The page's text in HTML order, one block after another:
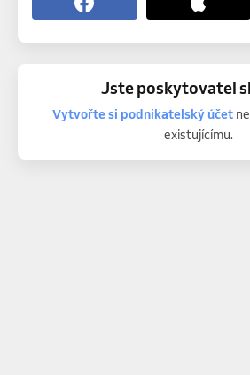
Jste poskytovatel
Vytvořte si podnikatelský účet
existujícímu.